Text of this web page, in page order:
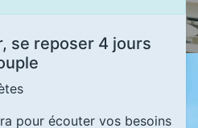
se reposer 4 jours
pour écouter vos besoins